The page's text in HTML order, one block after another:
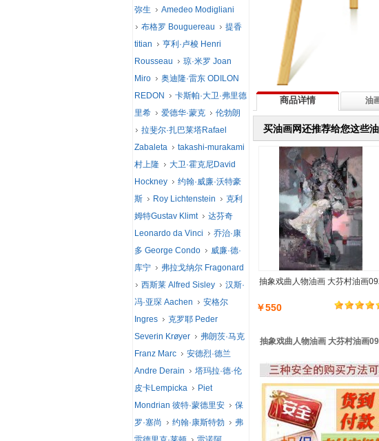
商品详情 油
买油画网还推荐给您这些油
抽象戏曲人物油画 大芬村油画
￥550
抽象戏曲人物油画 大芬村油画
弥生
Amedeo Modigliani
布格罗 Bouguereau
提香
titian
亨利·卢梭 Henri
Rousseau
琼·米罗 Joan
Miro
奥迪隆·雷东 ODILON
REDON
卡斯帕·大卫·弗里德
里希
爱德华·蒙克
伦勃朗
拉斐尔·扎巴莱塔Rafael
Zabaleta
takashi-murakami
村上隆
大卫·霍克尼David
Hockney
约翰·威廉·沃特豪
斯
Roy Lichtenstein
克利
姆特Gustav Klimt
达芬奇
Leonardo da Vinci
乔治·康
多 George Condo
威廉·德·
库宁
弗拉戈纳尔 Fragonard
西斯莱 Alfred Sisley
汉斯·
冯·亚琛 Aachen
安格尔
Ingres
克罗耶 Peder
Severin Krøyer
弗朗茨·马克
Franz Marc
安德烈·德兰
Andre Derain
塔玛拉·德·伦
皮卡Lempicka
Piet
Mondrian 彼特·蒙德里安
保
罗·塞尚
约翰·康斯特勃
弗